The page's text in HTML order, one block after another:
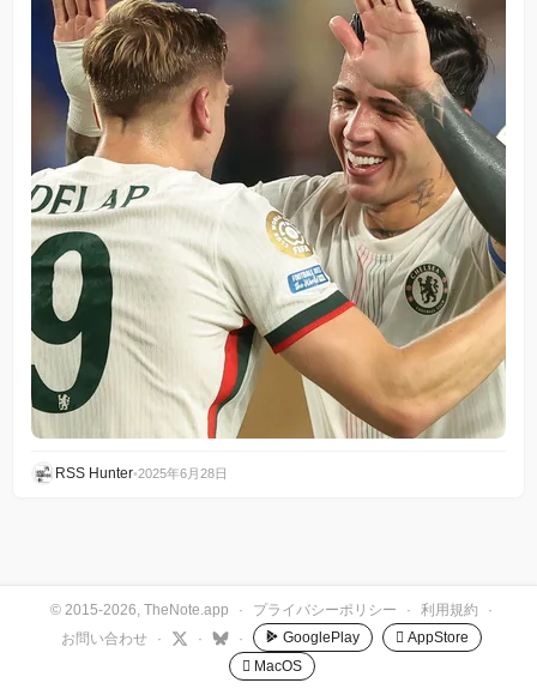
RSS Hunter•2025年6月28日
© 2015-2026, TheNote.app · プライバシーポリシー · 利用規約
·
お問い合わせ
· · · GooglePlay
 AppStore
 MacOS